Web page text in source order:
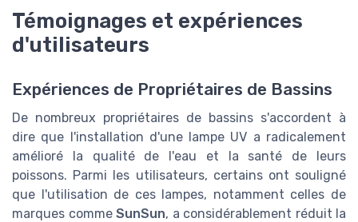
Témoignages et expériences
d'utilisateurs
Expériences de Propriétaires de Bassins
De nombreux propriétaires de bassins s'accordent à
dire que l'installation d'une lampe UV a radicalement
amélioré la qualité de l'eau et la santé de leurs
poissons. Parmi les utilisateurs, certains ont souligné
que l'utilisation de ces lampes, notamment celles de
marques comme SunSun, a considérablement réduit la